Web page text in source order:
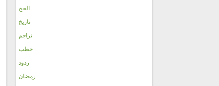
الحج
تاريخ
تراجم
خطب
ردود
رمضان